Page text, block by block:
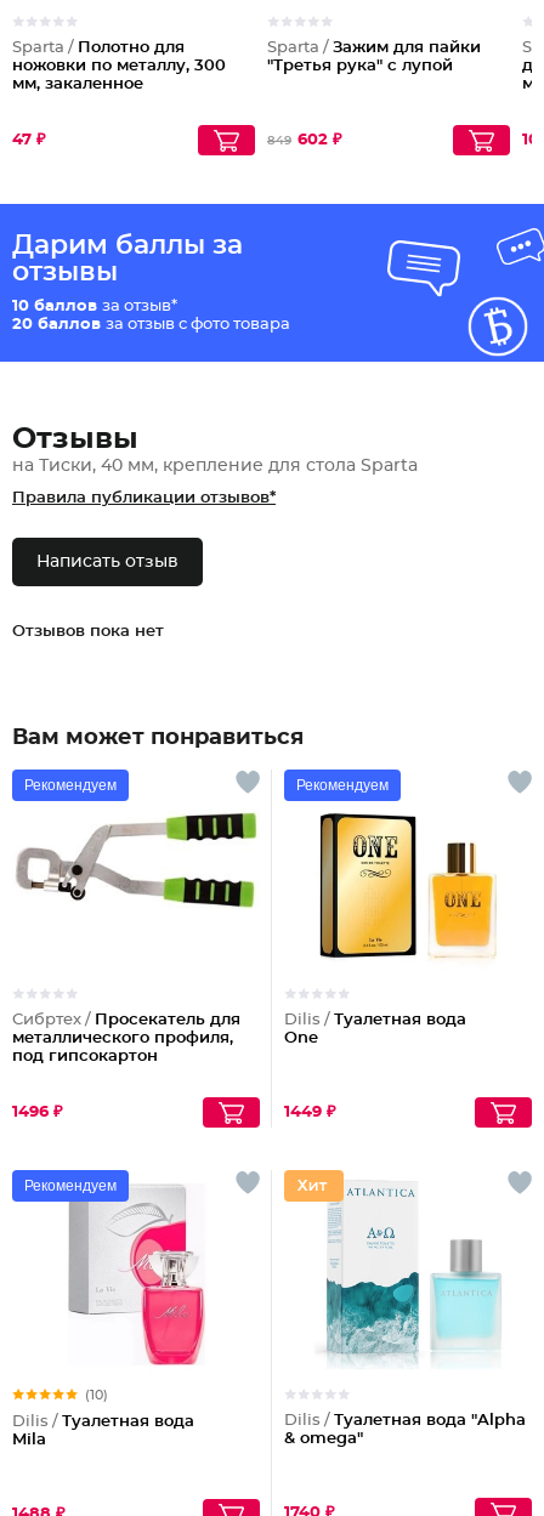
Sparta / Полотно для
ножовки по металлу, 300
мм, закаленное
47 ₽
Sparta / Зажим для пайки
"Третья рука" с лупой
849 602 ₽
Дарим баллы за
отзывы
10 баллов за отзыв*
20 баллов за отзыв с фото товара
Отзывы
на Тиски, 40 мм, крепление для стола Sparta
Правила публикации отзывов*
Написать отзыв
Отзывов пока нет
Вам может понравиться
Рекомендуем
Сибртех / Просекатель для
металлического профиля,
под гипсокартон
1496 ₽
Рекомендуем
Dilis / Туалетная вода
One
1449 ₽
Рекомендуем
(10)
Dilis / Туалетная вода
Mila
Dilis / Туалетная вода "Alpha
& omega"